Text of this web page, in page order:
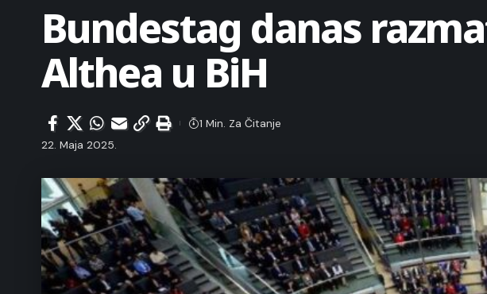
Bundestag danas
Althea u BiH
22. Maja 2025.
1 Min. Za Čitanje